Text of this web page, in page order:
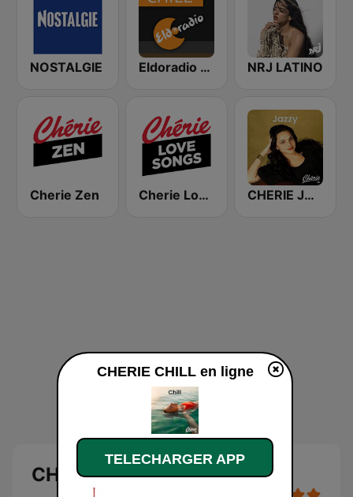
NOSTALGIE Eldoradio - Chill NRJ LATINO
Cherie Zen Cherie Love Songs CHERIE JAZZY
CHERIE CHILL
CHERIE CHILL en ligne
TELECHARGER APP